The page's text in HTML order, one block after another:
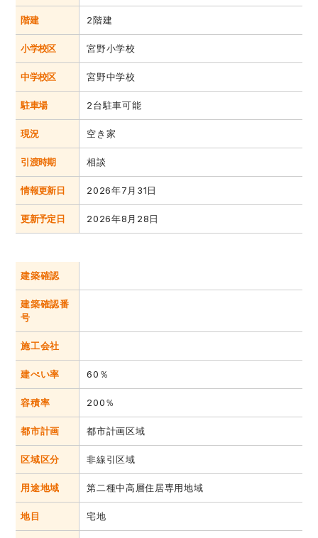
階建 2階建
小学校区 宮野小学校
中学校区 宮野中学校
駐車場 2台駐車可能
現況 空き家
引渡時期 相談
情報更新日 2026年7月31日
更新予定日 2026年8月28日
建築確認
建築確認番
号
施工会社
建ぺい率 60％
容積率 200％
都市計画 都市計画区域
区域区分 非線引区域
用途地域 第二種中高層住居専用地域
地目 宅地